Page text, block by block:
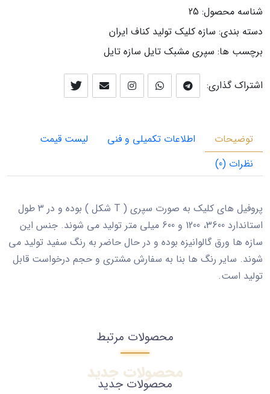
شناسه محصول: 25
دسته بندی: سازه كليك توليد كناف ايران
برچسب ها: سپری مشبک تایل سازه تایل
اشتراک گذاری:
توضیحات اطلاعات تکمیلی و فنی
لیست قیمت
نظرات (0)
پروفیل های کلیک به صورت سپری ( T شکل ) بوده و در 3 طول
استاندارد 3600، 1200 و 600 میلی متر تولید می شوند. جنس این
سازه ها ورق گالوانیزه بوده و در حال حاضر به رنگ سفید تولید می
شوند. سایر رنگ ها بنا به سفارش مشتری و حجم درخواست قابل
تولید است.
محصولات مرتبط
محصولات جدید
محصولات جدید